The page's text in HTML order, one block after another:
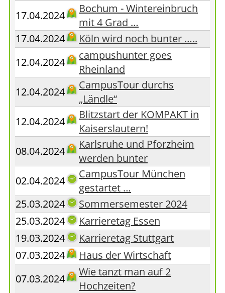
17.04.2024
Bochum - Wintereinbruch
mit 4 Grad …
17.04.2024
Köln wird noch bunter …..
12.04.2024
campushunter goes
Rheinland
12.04.2024
CampusTour durchs
„Ländle“
12.04.2024
Blitzstart der KOMPAKT in
Kaiserslautern!
08.04.2024
Karlsruhe und Pforzheim
werden bunter
02.04.2024
CampusTour München
gestartet …
25.03.2024
Sommersemester 2024
25.03.2024
Karrieretag Essen
19.03.2024
Karrieretag Stuttgart
07.03.2024
Haus der Wirtschaft
07.03.2024
Wie tanzt man auf 2
Hochzeiten?